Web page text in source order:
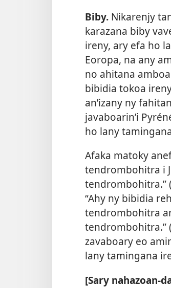
Biby. Nikarenjy
karazana biby
ireny, ary efa ho
Eoropa, na any
no ahitana
bibidia tokoa
an’izany ny
javaboarin’i
ho lany
Afaka matoky
tendrombohitra i
tendrombohitra.” (
“Ahy ny bibidia
tendrombohitra
tendrombohitra.” (
zavaboary eo
lany tamingana
[Sary nahazoan-